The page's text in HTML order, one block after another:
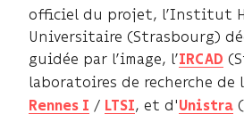
officiel du projet, l’Institut
Universitaire (Strasbourg)
guidée par l’image, l’IRCAD
laboratoires de recherche de
Rennes I / LTSI, et d' Unistra